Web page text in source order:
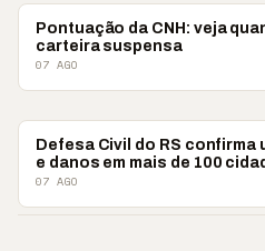
BRASIL
Pontuação da CNH: veja
carteira suspensa
07 AGO
BRASIL
Defesa Civil do RS
e danos em mais de 100
07 AGO